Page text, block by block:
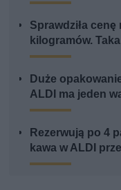
Sprawdziła
kilogramów.
Duże
ALDI ma jeden
Rezerwują po 4
kawa w ALDI